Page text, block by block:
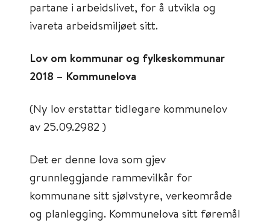
partane i arbeidslivet, for å utvikla og
ivareta arbeidsmiljøet sitt.
Lov om kommunar og fylkeskommunar
2018 – Kommunelova
(Ny lov erstattar tidlegare kommunelov
av 25.09.2982 )
Det er denne lova som gjev
grunnleggjande rammevilkår for
kommunane sitt sjølvstyre, verkeområde
og planlegging. Kommunelova sitt føremål